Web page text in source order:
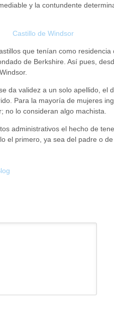
y la contundente
que tenían como
de Berkshire. Así pues,
da validez a un solo apellido, el
Para la mayoría de mujeres
no lo consideran algo machista.
administrativos el hecho de
el primero, ya sea del padre o